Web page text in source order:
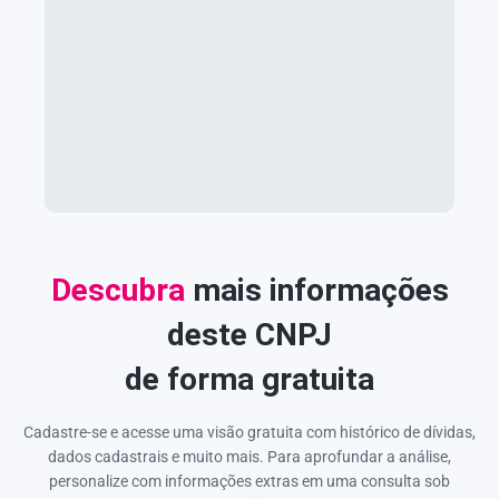
Descubramais informações
deste CNPJ
de forma gratuita
Cadastre-se e acesse uma visão gratuita com histórico de dívidas,
dados cadastrais e muito mais. Para aprofundar a análise,
personalize com informações extras em uma consulta sob